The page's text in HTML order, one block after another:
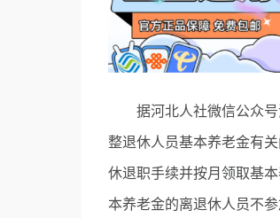
据河北人社微信公众号
整退休人员基本养老金有
休退职手续并按月领取基
本养老金的离退休人员不参